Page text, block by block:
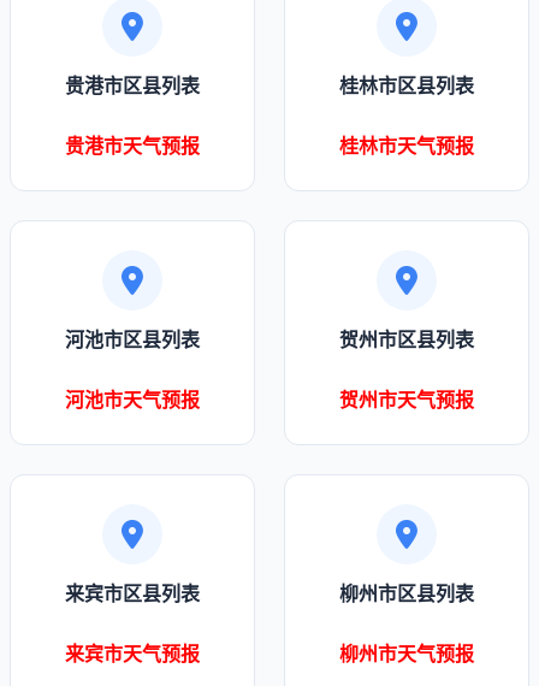
贵港市区县列表
贵港市天气预报
桂林市区县列表
桂林市天气预报
河池市区县列表
河池市天气预报
贺州市区县列表
贺州市天气预报
来宾市区县列表
来宾市天气预报
柳州市区县列表
柳州市天气预报